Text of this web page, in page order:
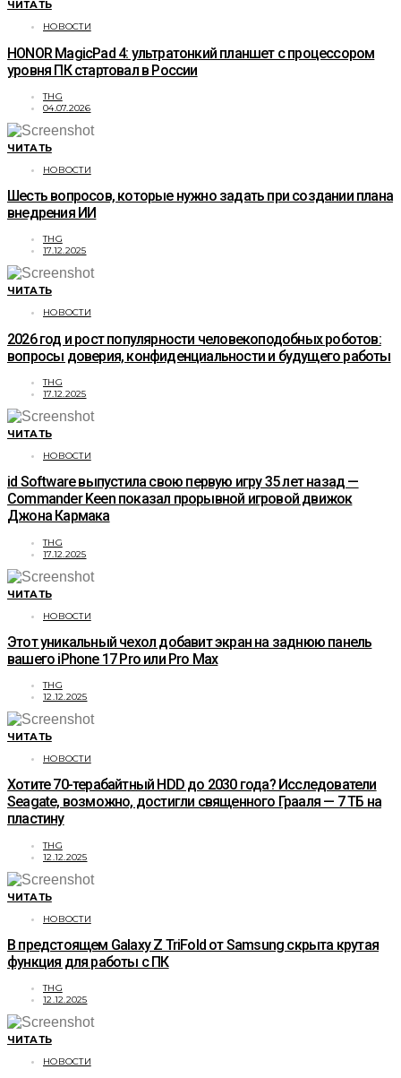
ЧИТАТЬ
НОВОСТИ
HONOR MagicPad 4: ультратонкий планшет с процессором
уровня ПК стартовал в России
THG
04.07.2026
ЧИТАТЬ
НОВОСТИ
Шесть вопросов, которые нужно задать при создании плана
внедрения ИИ
THG
17.12.2025
ЧИТАТЬ
НОВОСТИ
2026 год и рост популярности человекоподобных роботов:
вопросы доверия, конфиденциальности и будущего работы
THG
17.12.2025
ЧИТАТЬ
НОВОСТИ
id Software выпустила свою первую игру 35 лет назад —
Commander Keen показал прорывной игровой движок
Джона Кармака
THG
17.12.2025
ЧИТАТЬ
НОВОСТИ
Этот уникальный чехол добавит экран на заднюю панель
вашего iPhone 17 Pro или Pro Max
THG
12.12.2025
ЧИТАТЬ
НОВОСТИ
Хотите 70-терабайтный HDD до 2030 года? Исследователи
Seagate, возможно, достигли священного Грааля — 7 ТБ на
пластину
THG
12.12.2025
ЧИТАТЬ
НОВОСТИ
В предстоящем Galaxy Z TriFold от Samsung скрыта крутая
функция для работы с ПК
THG
12.12.2025
ЧИТАТЬ
НОВОСТИ